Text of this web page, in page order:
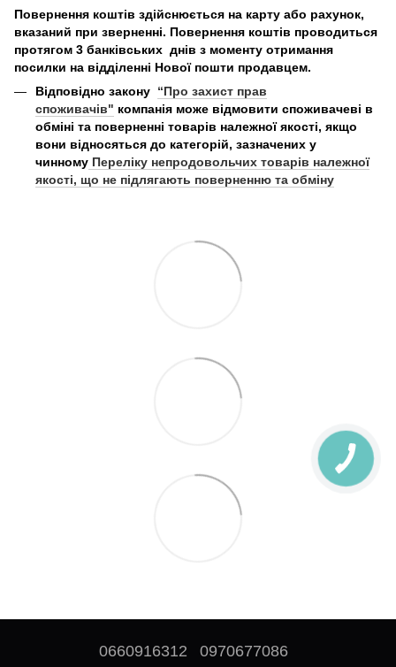
Повернення коштів здійснюється на карту або рахунок,
вказаний при зверненні. Повернення коштів проводиться
протягом 3 банківських днів з моменту отримання
посилки на відділенні Нової пошти продавцем.
Відповідно закону “Про захист прав
споживачів" компанія може відмовити споживачеві в
обміні та поверненні товарів належної якості, якщо
вони відносяться до категорій, зазначених у
чинному Переліку непродовольчих товарів належної
якості, що не підлягають поверненню та обміну
0660916312 0970677086